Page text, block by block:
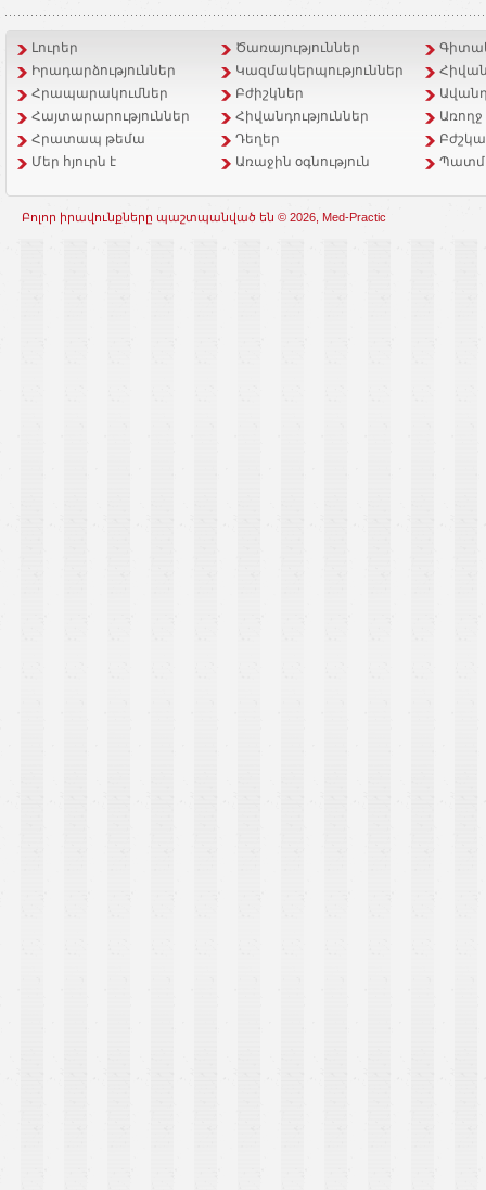
Լուրեր Ծառայություններ
Իրադարձություններ
Կազմակերպություններ
Հրապարակումներ
Բժիշկներ
Հայտարարություններ
Հիվանդություններ
Հրատապ թեմա
Դեղեր
Մեր հյուրն է
Առաջին օգնություն
Բոլոր իրավունքները պաշտպանված են © 2026, Med-Practic